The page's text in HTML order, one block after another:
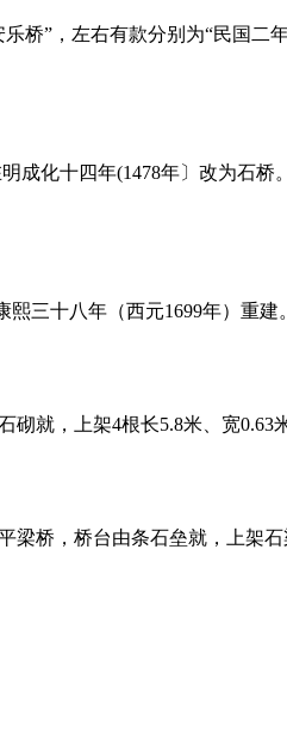
”，左右有款分别为“民国二
化十四年(1478年〕改为石
熙三十八年（西元1699年）
就，上架4根长5.8米、宽0.63
桥，桥台由条石垒就，上架